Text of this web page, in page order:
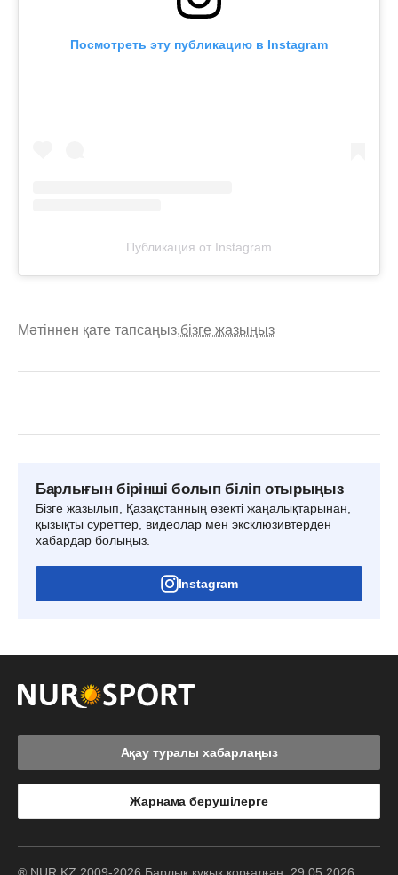
Посмотреть эту публикацию в Instagram
Публикация от Instagram
Мәтіннен қате тапсаңыз,бізге жазыңыз
Барлығын бірінші болып біліп отырыңыз
Бізге жазылып, Қазақстанның өзекті жаңалықтарынан,
қызықты суреттер, видеолар мен эксклюзивтерден
хабардар болыңыз.
Instagram
Ақау туралы хабарлаңыз
Жарнама берушілерге
® NUR.KZ 2009-2026 Барлық құқық қорғалған. 29.05.2026